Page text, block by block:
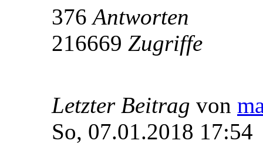
376Antworten
216669 Zugriffe
Letzter Beitrag von
So, 07.01.2018 17:54